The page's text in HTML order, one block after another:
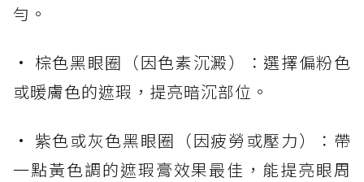
勻。
• 棕色黑眼圈（因色素沉澱）：選擇偏粉色
或暖膚色的遮瑕，提亮暗沉部位。
• 紫色或灰色黑眼圈（因疲勞或壓力）：帶
一點黃色調的遮瑕膏效果最佳，能提亮眼周